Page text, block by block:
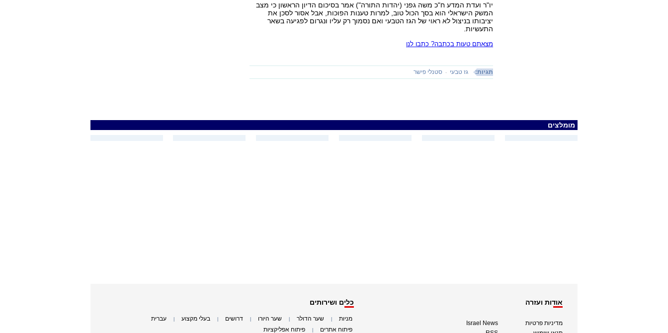
יו"ר ועדת המדע ח"כ משה גפני (יהדות התורה") אמר בסיכום הדיון הראשון כי מצב
המשק הישראלי הוא בסך הכול טוב, למרות טענות הפוכות, אבל אסור לסכן את
יציבותו בניצול לא ראוי של הגז הטבעי ואם נסמוך רק עליו ונגרום לפגיעה בשאר
התעשיות.
מצאתם טעות בכתבה? כתבו לנו
תגיות: גז טבעי סטנלי פישר
מומלצים
אודות ועזרה
מדיניות פרטיות
Israel News
כלים ושירותים
מניות שער הדולר שער היורו דרושים בעלי מקצוע עברית
פיתוח אתרים פיתוח אפליקציות